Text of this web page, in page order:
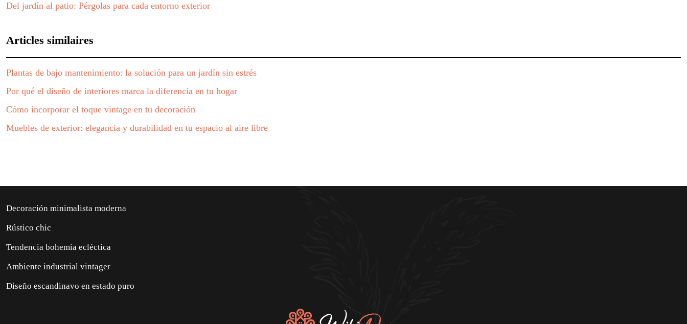
Del jardín al patio: Pérgolas para cada entorno exterior
Articles similaires
Plantas de bajo mantenimiento: la solución para un jardín sin estrés
Por qué el diseño de interiores marca la diferencia en tu hogar
Cómo incorporar el toque vintage en tu decoración
Muebles de exterior: elegancia y durabilidad en tu espacio al aire libre
Decoración minimalista moderna
Rústico chic
Tendencia bohemia ecléctica
Ambiente industrial vintager
Diseño escandinavo en estado puro